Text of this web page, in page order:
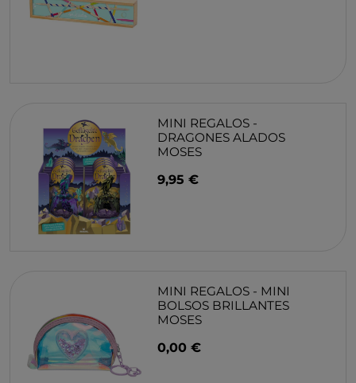
MINI REGALOS -
DRAGONES ALADOS
MOSES
9,95 €
MINI REGALOS - MINI
BOLSOS BRILLANTES
MOSES
0,00 €